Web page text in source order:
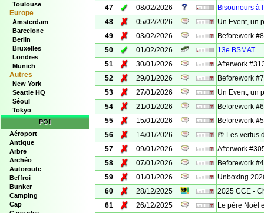
Toulouse
Europe
Amsterdam
Barcelone
Berlin
Bruxelles
Londres
Munich
Autres
New York
Seattle HQ
Séoul
Tokyo
POI
Aéroport
Antique
Arbre
Archéo
Autoroute
Beffroi
Bunker
Camping
Cap
47
✓ 08/02/2026
Bisounours à
48
✗ 05/02/2026
Un Event, un
49
✗ 03/02/2026
Beforework
50
✓ 01/02/2026
13e BSMAT
51
✗ 30/01/2026
Afterwork
52
✗ 29/01/2026
Beforework
53
✗ 27/01/2026
Un Event, un
54
✗ 21/01/2026
Beforework
55
✗ 15/01/2026
Beforework
56
✗ 14/01/2026
🍺 Les vertus
57
✗ 09/01/2026
Afterwork
58
✗ 07/01/2026
Beforework
59
✗ 01/01/2026
Unboxing
60
✗ 28/12/2025
2025 CCE -
61
✗ 26/12/2025
Le père Noël